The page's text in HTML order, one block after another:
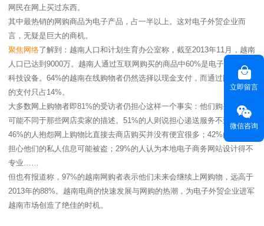
网民在网上买过东西。
其中最热销的网购商品为电子产品，占一半以上。这对电子外贸企业而
言，无疑是巨大的商机。
聚焦网络了解到：越南人口和计划生育办公室称，截至2013年11月，越南
人口已达到9000万。越南人通过互联网购买的商品中60%是电子产品和高
科技设备。64%的越南在线购物者仍然选择以现金支付，而通过网络银行
的支付只占14%。
大多数网上购物者即81%的受访者仍担心这样一个事实：他们购买的产品
可能不同于那些网店卖家的描述。51%的人则说担心递送服务不到位；
46%的人抱怨网上购物比直接去商店购买并没有便宜很多；42%的网购者
担心他们的私人信息可能被盗；29%的人认为本地电子商务网站设计得不
专业……
但也有报道称，97%的越南网购者表示他们未来会继续上网购物，远高于
2013年的88%。越南电商的快速发展与网购的热潮，为电子外贸企业进军
越南市场创造了绝佳的时机。
立即留言
微信咨询